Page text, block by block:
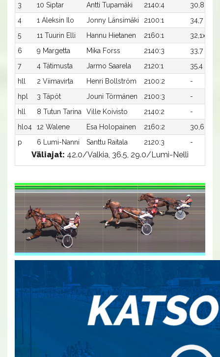
3
10 Siptar Antti Tupamäki 2140:4 30,8
4
1 Aleksin Ilo Jonny Länsimäki 2100:1 34,7
5
11 Tuurin Elli Hannu Hietanen 2160:1 32,1x
6
9 Margetta Mika Forss 2140:3 33,7
7
4 Tätimusta Jarmo Saarela 2120:1 35,4
hll
2 Viimavirta Henri Bollström 2100:2 -
hpl
3 Täpöt Jouni Törmänen 2100:3 -
hll
8 Tutun Tarina Ville Koivisto 2140:2 -
hlo4
12 Walene Esa Holopainen 2160:2 30,6
p
6 Lumi-Nanni Santtu Raitala 2120:3 -
Väliajat: 42.0/Valkia, 36.5, 29.0/Lumi-Nelli